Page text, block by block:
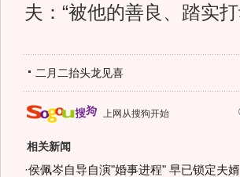
夫：“被他的善良、踏实打
二月二抬头龙见喜
上网从搜狗开始
相关新闻
·侯佩岑自导自演"婚事进程" 早已锁定夫婿